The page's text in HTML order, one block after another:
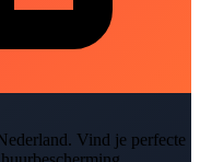
Vind je perfecte